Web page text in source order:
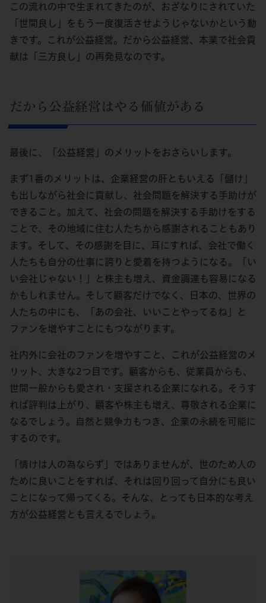
この流れの中で生まれてきたのが、おざなりにされていた
「世間良し」をもう一度復活させようじゃないかという動
きです。これが公益経営。だから公益経営、本業で社会貢
献は「三方良し」の再発見なのです。
だから公益経営はやる価値がある
最後に、「公益経営」のメリットをおさらいします。
まず1番のメリットは、企業経営の肝ともいえる「儲け」
も出しながら社会に貢献し、社会問題を解決する手助けが
できること。加えて、社会の問題を解決する手助けをする
ことで、その地域に住む人たちから感謝されることもあり
ます。そして、その感謝を目に、耳にすれば、会社で働く
人たちも自分の仕事に誇りと愛着を持つようになる。「い
い会社じゃない！」と株主も増え、資金調達も容易になる
かもしれません。そして顧客だけでなく、日本の、世界の
人たちの中にも、「あの会社、いいことやってるね」と
ファンを増やすことにもつながります。
社内外に会社のファンを増やすこと、これが公益経営のメ
リット、大きな2つ目です。顧客からも、従業員からも、
世間一般からも愛され・支援される企業になれる。そうす
れば評判は上がり、顧客や株主も増え、尊敬される企業に
なるでしょう。自然と競争力もつき、企業の永続を可能に
するのです。
「情けは人の為ならず」ではありませんが、世のため人の
ために良いことをすれば、それは回り回って自分にも良い
ことになって帰ってくる。そんな、とっても日本的な考え
方が公益経営とも言えるでしょう。